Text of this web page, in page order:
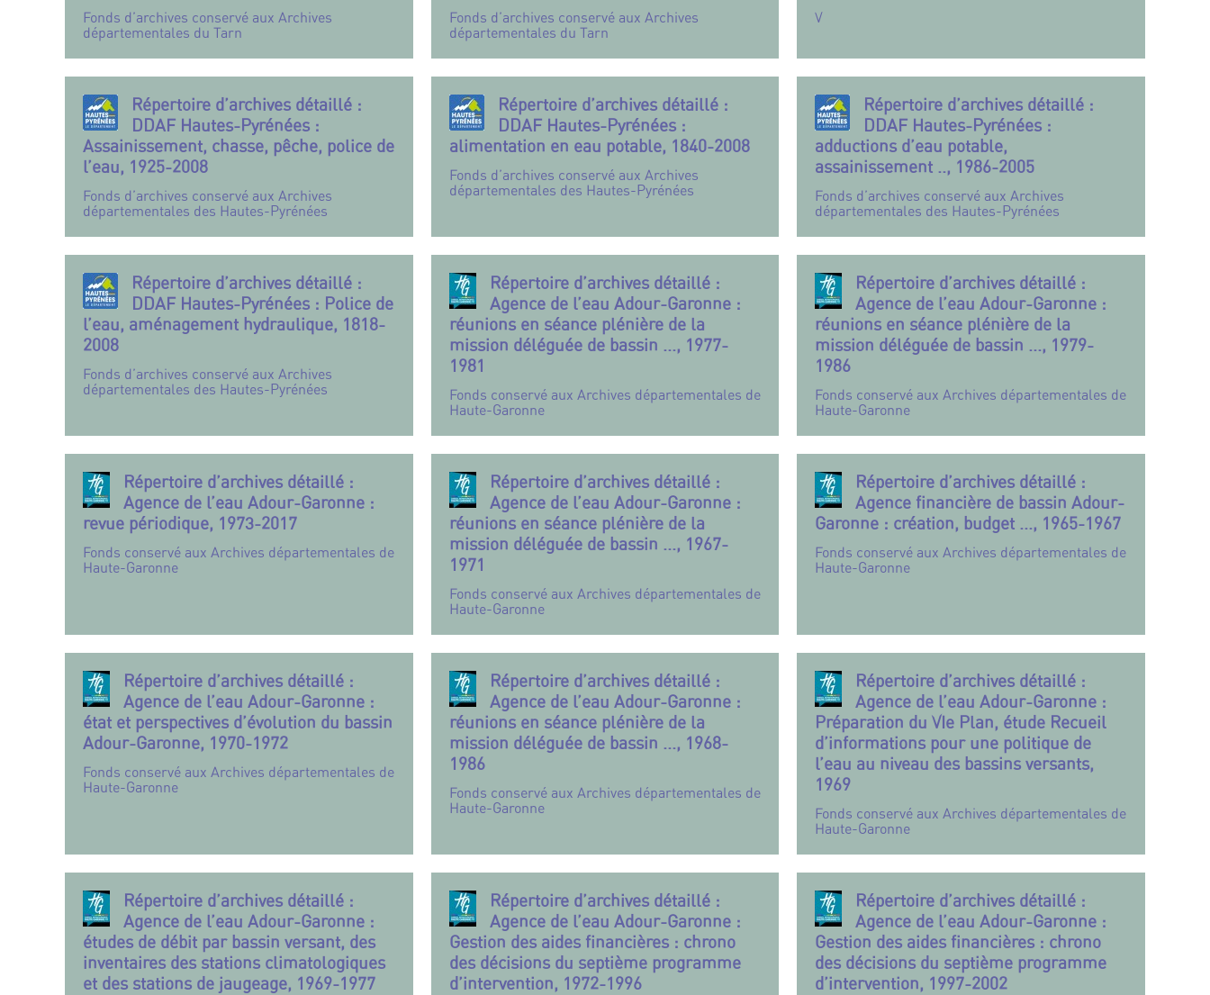
Fonds d’archives conservé aux Archives
départementales du Tarn
Fonds d’archives conservé aux Archives
départementales du Tarn
V
Répertoire d’archives détaillé :
DDAF Hautes-Pyrénées :
Assainissement, chasse, pêche, police de
l’eau, 1925-2008
Fonds d’archives conservé aux Archives
départementales des Hautes-Pyrénées
Répertoire d’archives détaillé :
DDAF Hautes-Pyrénées :
alimentation en eau potable, 1840-2008
Fonds d’archives conservé aux Archives
départementales des Hautes-Pyrénées
Répertoire d’archives détaillé :
DDAF Hautes-Pyrénées :
adductions d’eau potable,
assainissement .., 1986-2005
Fonds d’archives conservé aux Archives
départementales des Hautes-Pyrénées
Répertoire d’archives détaillé :
DDAF Hautes-Pyrénées : Police de
l’eau, aménagement hydraulique, 1818-
2008
Fonds d’archives conservé aux Archives
départementales des Hautes-Pyrénées
Répertoire d’archives détaillé :
Agence de l’eau Adour-Garonne :
réunions en séance plénière de la
mission déléguée de bassin ..., 1977-
1981
Fonds conservé aux Archives départementales de
Haute-Garonne
Répertoire d’archives détaillé :
Agence de l’eau Adour-Garonne :
réunions en séance plénière de la
mission déléguée de bassin ..., 1979-
1986
Fonds conservé aux Archives départementales de
Haute-Garonne
Répertoire d’archives détaillé :
Agence de l’eau Adour-Garonne :
revue périodique, 1973-2017
Fonds conservé aux Archives départementales de
Haute-Garonne
Répertoire d’archives détaillé :
Agence de l’eau Adour-Garonne :
réunions en séance plénière de la
mission déléguée de bassin ..., 1967-
1971
Fonds conservé aux Archives départementales de
Haute-Garonne
Répertoire d’archives détaillé :
Agence financière de bassin Adour-
Garonne : création, budget ..., 1965-1967
Fonds conservé aux Archives départementales de
Haute-Garonne
Répertoire d’archives détaillé :
Agence de l’eau Adour-Garonne :
état et perspectives d’évolution du bassin
Adour-Garonne, 1970-1972
Fonds conservé aux Archives départementales de
Haute-Garonne
Répertoire d’archives détaillé :
Agence de l’eau Adour-Garonne :
réunions en séance plénière de la
mission déléguée de bassin ..., 1968-
1986
Fonds conservé aux Archives départementales de
Haute-Garonne
Répertoire d’archives détaillé :
Agence de l’eau Adour-Garonne :
Préparation du VIe Plan, étude Recueil
d’informations pour une politique de
l’eau au niveau des bassins versants,
1969
Fonds conservé aux Archives départementales de
Haute-Garonne
Répertoire d’archives détaillé :
Agence de l’eau Adour-Garonne :
études de débit par bassin versant, des
inventaires des stations climatologiques
et des stations de jaugeage, 1969-1977
Répertoire d’archives détaillé :
Agence de l’eau Adour-Garonne :
Gestion des aides financières : chrono
des décisions du septième programme
d’intervention, 1972-1996
Répertoire d’archives détaillé :
Agence de l’eau Adour-Garonne :
Gestion des aides financières : chrono
des décisions du septième programme
d’intervention, 1997-2002